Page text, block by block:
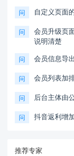
问 自定义页面
问
会员升级页
说明清楚
问 会员信息导
问 会员列表加
问 后台主体由
问 抖音返利增
推荐专家